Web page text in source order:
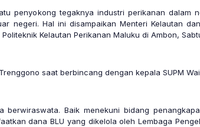
penyokong tegaknya industri perikanan dalam
negeri. Hal ini disampaikan Menteri Kelautan
Kelautan Perikanan Maluku di Ambon,
saat berbincang dengan kepala SUPM
Baik menekuni bidang
dana BLU yang dikelola oleh Lembaga